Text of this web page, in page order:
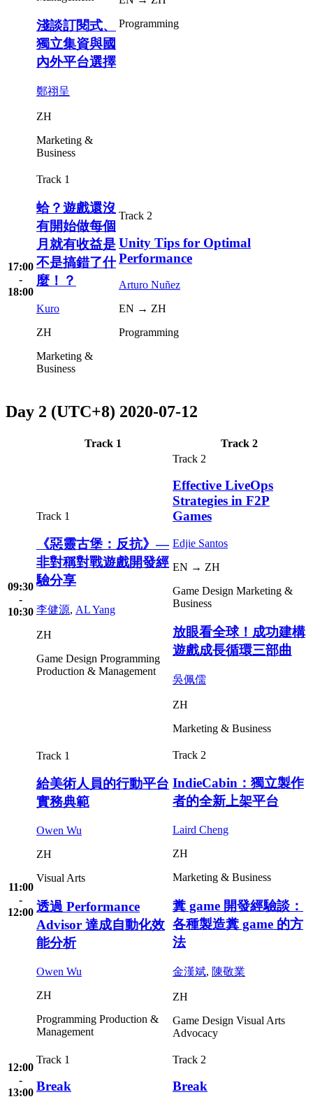
淺談訂閱式、
獨立集資與國
內外平台選擇
鄭祤呈
ZH
Marketing &
Business
Programming
17:00
-
18:00
Track 1
蛤？遊戲還沒
有開始做每個
月就有收益是
不是搞錯了什
麼！？
Kuro
ZH
Marketing &
Business
Track 2
Unity Tips for Optimal
Performance
Arturo Nuñez
EN → ZH
Programming
Day 2 (UTC+8) 2020-07-12
Track 1 Track 2
09:30
-
10:30
Track 1
《惡靈古堡：反抗》—
非對稱對戰遊戲開發經
驗分享
李健源, AL Yang
ZH
Game Design Programming
Production & Management
Track 2
Effective LiveOps
Strategies in F2P
Games
Edjie Santos
EN → ZH
Game Design Marketing &
Business
放眼看全球！成功建構
遊戲成長循環三部曲
吳佩儒
ZH
Marketing & Business
11:00
-
12:00
Track 1
給美術人員的行動平台
實務典範
Owen Wu
ZH
Visual Arts
透過 Performance
Advisor 達成自動化效
能分析
Owen Wu
ZH
Programming Production &
Management
Track 2
IndieCabin：獨立製作
者的全新上架平台
Laird Cheng
ZH
Marketing & Business
糞 game 開發經驗談：
各種製造糞 game 的方
法
金漢斌, 陳敬業
ZH
Game Design Visual Arts
Advocacy
12:00
-
13:00
Track 1
Break
Track 2
Break